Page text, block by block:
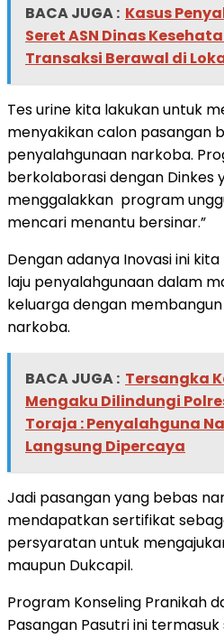
BACA JUGA : Kasus
Seret ASN Dinas
Transaksi Berawal di
Tes urine kita lakukan untuk
menyakikan calon pasangan
penyalahgunaan narkoba.
berkolaborasi dengan Dinkes
menggalakkan program
mencari menantu bersinar.”
Dengan adanya Inovasi ini
laju penyalahgunaan dalam
keluarga dengan
narkoba.
BACA JUGA : Tersangka
Mengaku Dilindungi
Toraja : Penyalahguna
Langsung Dipercaya
Jadi pasangan yang bebas
mendapatkan sertifikat
persyaratan untuk
maupun Dukcapil.
Program Konseling Pranikah
Pasangan Pasutri ini